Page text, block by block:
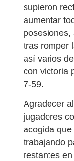
supieron
aumentar
posesiones,
tras romper
así varios
con victoria
7-59.
Agradecer
jugadores
acogida
trabajando
restantes